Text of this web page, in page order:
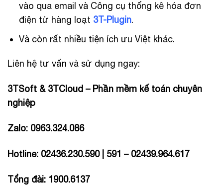
vào qua email và Công cụ thống kê hóa đơn
điện tử hàng loạt 3T-Plugin.
Và còn rất nhiều tiện ích ưu Việt khác.
Liên hệ tư vấn và sử dụng ngay:
3TSoft & 3TCloud – Phần mềm kế toán chuyên
nghiệp
Zalo: 0963.324.086
Hotline: 02436.230.590 | 591 – 02439.964.617
Tổng đài: 1900.6137